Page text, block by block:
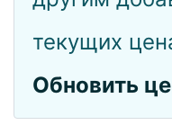
текущих
Обновить